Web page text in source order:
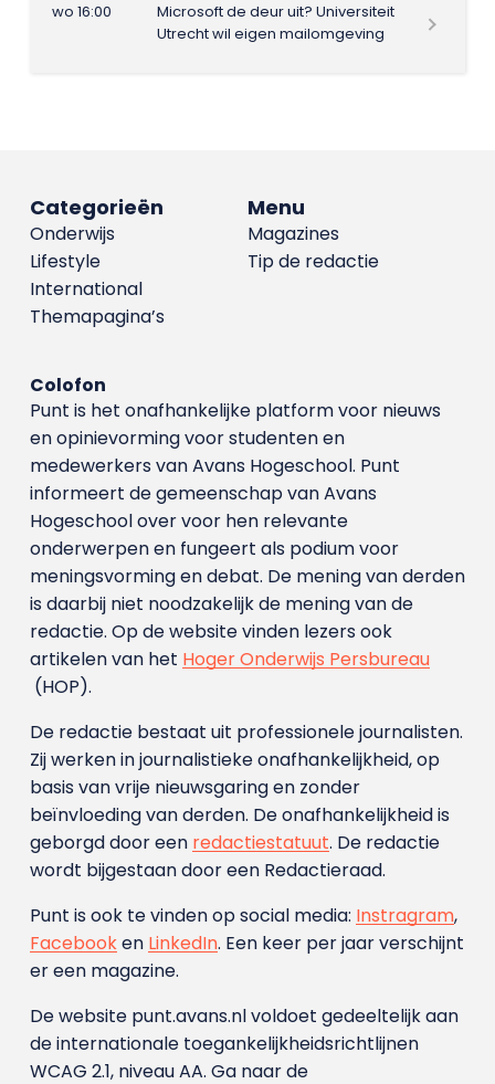
wo 16:00
Microsoft de deur uit? Universiteit
Utrecht wil eigen mailomgeving
Menu
Magazines
Tip de redactie
Categorieën
Onderwijs
Lifestyle
International
Themapagina’s
Colofon
Punt is het onafhankelijke platform voor nieuws
en opinievorming voor studenten en
medewerkers van Avans Hoge­school. Punt
informeert de gemeenschap van Avans
Hogeschool over voor hen relevante
onderwerpen en fungeert als podium voor
meningsvorming en debat. De mening van derden
is daarbij niet noodzakelijk de mening van de
redactie. Op de website vinden lezers ook
artikelen van het Hoger Onderwijs Persbureau
(HOP).
De redactie bestaat uit professionele journalisten.
Zij werken in journalistieke onafhankelijkheid, op
basis van vrije nieuwsgaring en zonder
beïnvloeding van derden. De onafhankelijkheid is
geborgd door een redactiestatuut. De redactie
wordt bijgestaan door een Redactieraad.
Punt is ook te vinden op social media: Instragram,
Facebooken LinkedIn. Een keer per jaar verschijnt
er een magazine.
De website punt.avans.nl voldoet gedeeltelijk aan
de internationale toegankelijkheidsrichtlijnen
WCAG 2.1, niveau AA. Ga naar de